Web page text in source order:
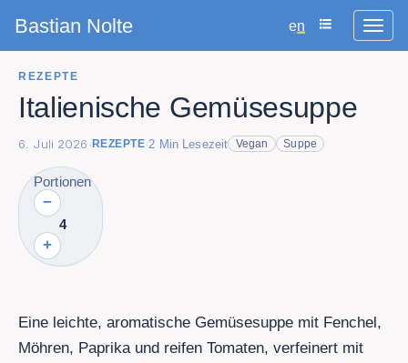
Bastian Nolte en
REZEPTE
Italienische Gemüsesuppe
6. Juli 2026 · REZEPTE·2 Min Lesezeit Vegan Suppe
Portionen
−
4
+
Eine leichte, aromatische Gemüsesuppe mit Fenchel,
Möhren, Paprika und reifen Tomaten, verfeinert mit